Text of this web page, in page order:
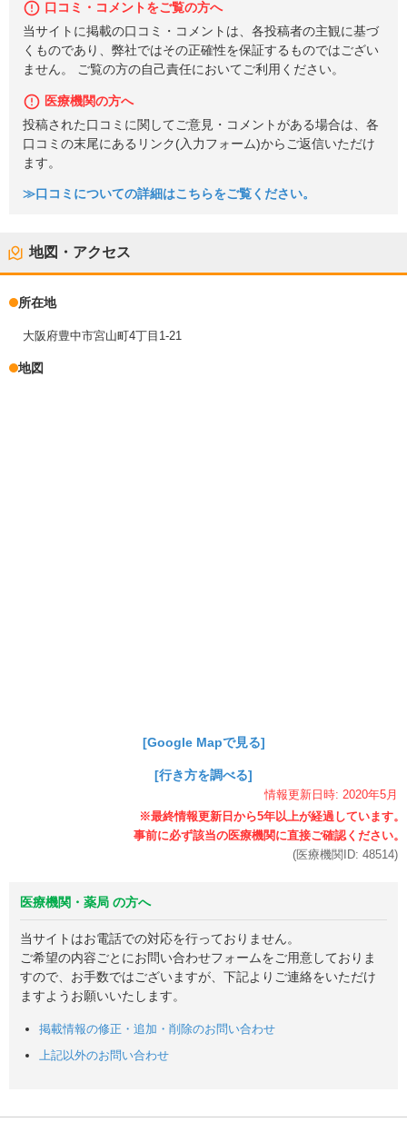
口コミ・コメントをご覧の方へ
当サイトに掲載の口コミ・コメントは、各投稿者の主観に基づ
くものであり、弊社ではその正確性を保証するものではござい
ません。 ご覧の方の自己責任においてご利用ください。
医療機関の方へ
投稿された口コミに関してご意見・コメントがある場合は、各
口コミの末尾にあるリンク(入力フォーム)からご返信いただけ
ます。
≫口コミについての詳細はこちらをご覧ください。
地図・アクセス
所在地
大阪府豊中市宮山町4丁目1-21
地図
[Google Mapで見る]
[行き方を調べる]
情報更新日時: 2020年5月
(医療機関ID: 48514)
医療機関・薬局 の方へ
当サイトはお電話での対応を行っておりません。
ご希望の内容ごとにお問い合わせフォームをご用意しておりま
すので、お手数ではございますが、下記よりご連絡をいただけ
ますようお願いいたします。
掲載情報の修正・追加・削除のお問い合わせ
上記以外のお問い合わせ